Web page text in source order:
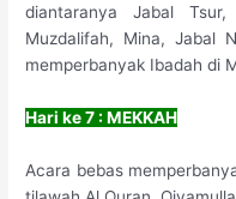
diantaranya Jabal
Muzdalifah, Mina, Jabal
memperbanyak Ibadah di
Hari ke 7 : MEKKAH
Acara bebas